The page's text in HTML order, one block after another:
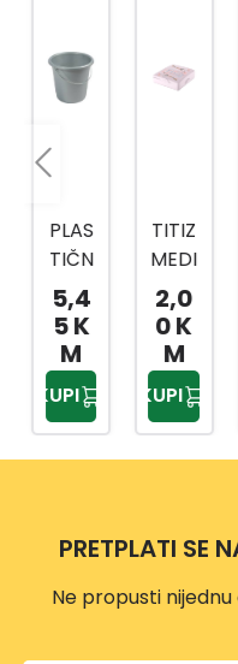
PLAS
TIČN
A
KANT
A SA
MET
ALNO
M
DRŠK
5,4
5 K
M
KUPI
TITIZ
MEDI
CINS
KI
BOX
AP-
9159
2,0
0 K
M
KUPI
PRETPLATI SE
Ne propusti